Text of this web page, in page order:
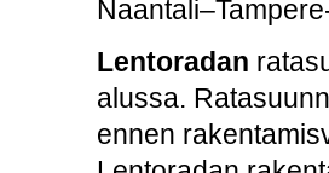
Lentoradan
alussa.
ennen